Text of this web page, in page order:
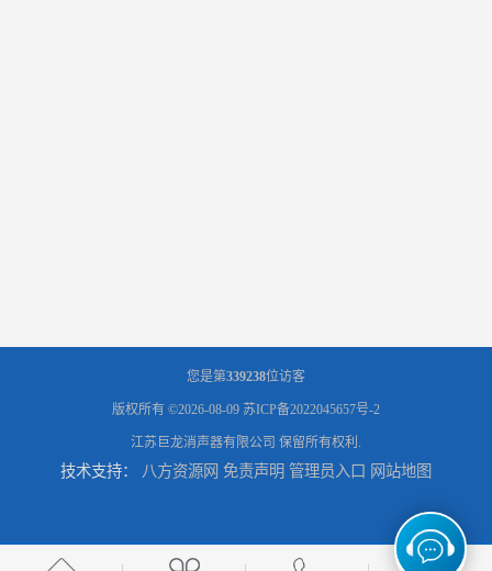
您是第339238位访客
版权所有 ©2026-08-09 苏ICP备2022045657号-2
江苏巨龙消声器有限公司 保留所有权利.
技术支持： 八方资源网 免责声明 管理员入口 网站地图